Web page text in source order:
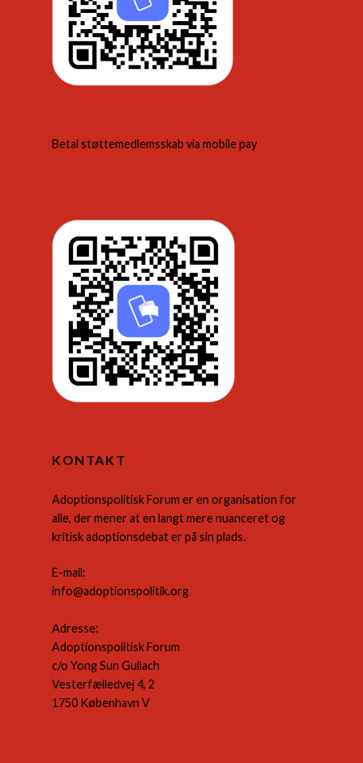
Betal støttemedlemsskab via mobile pay
KONTAKT
Adoptionspolitisk Forum er en organisation for
alle, der mener at en langt mere nuanceret og
kritisk adoptionsdebat er på sin plads.
E-mail:
info@adoptionspolitik.org
Adresse:
Adoptionspolitisk Forum
c/o Yong Sun Gullach
Vesterfælledvej 4, 2
1750 København V